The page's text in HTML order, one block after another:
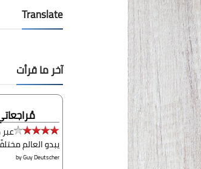
Translate
آخر ما قرأت
يبدو العالم
byGuy Deutscher